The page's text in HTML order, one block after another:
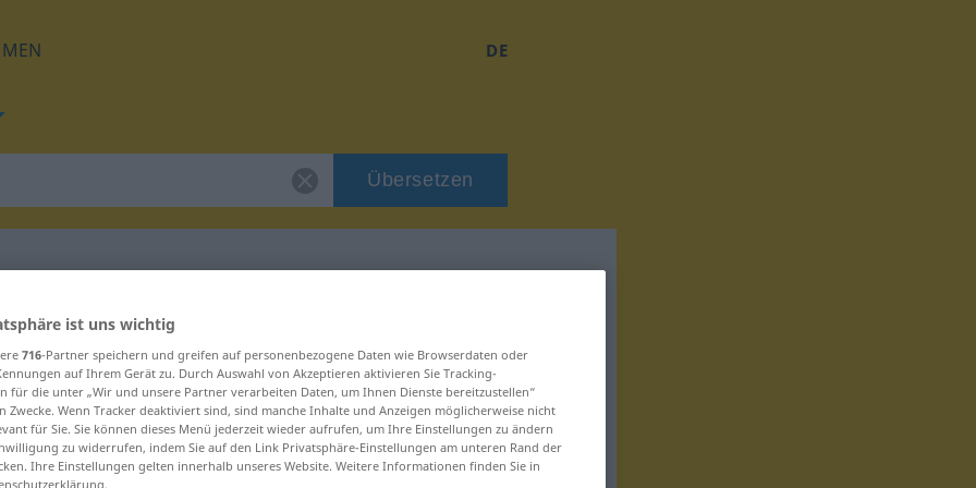
DE
Übersetzen
"Benefiziar"
ist uns wichtig
716-Partner speichern und greifen auf personenbezogene Daten wie Browserdaten oder
auf Ihrem Gerät zu. Durch Auswahl von Akzeptieren aktivieren Sie Tracking-
für die unter „Wir und unsere Partner verarbeiten Daten, um Ihnen Dienste bereitzustellen“
Zwecke. Wenn Tracker deaktiviert sind, sind manche Inhalte und Anzeigen möglicherweise nicht
für Sie. Sie können dieses Menü jederzeit wieder aufrufen, um Ihre Einstellungen zu ändern
zu widerrufen, indem Sie auf den Link Privatsphäre-Einstellungen am unteren Rand der
Ihre Einstellungen gelten innerhalb unseres Website. Weitere Informationen finden Sie in